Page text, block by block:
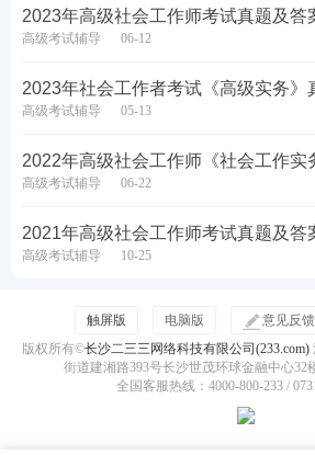
【考点专项班】
2023年高级社会工作师考试真题及答
高级考试辅导 06-12
2023年社会工作者考试《高级实务》
高级考试辅导 05-13
2022年高级社会工作师《社会工作实
高级考试辅导 06-22
2021年高级社会工作师考试真题及答
高级考试辅导 10-25
触屏版 电脑版 意见反馈
版权所有©长沙二三三网络科技有限公司(233.com)
街道建湘路393号长沙世茂环球金融中心32
全国客服热线：4000-800-233 /